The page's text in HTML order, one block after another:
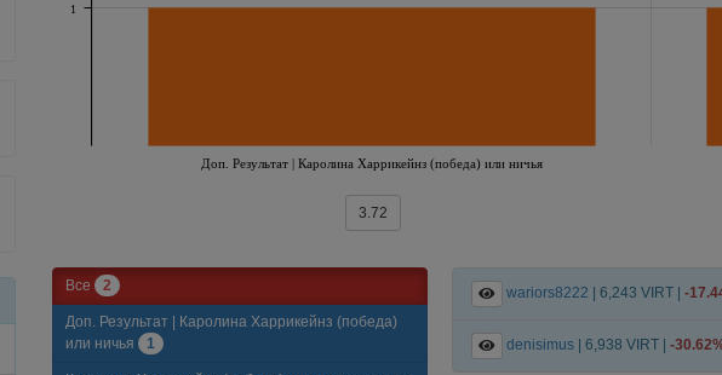
Доп. Результат | Каролина Харрикейнз (победа) или ничья
1
3.72
Все 2
Доп. Результат | Каролина Харрикейнз (победа)
или ничья
1
wariors8222 6,243 VIRT -
denisimus 6,938 VIRT -